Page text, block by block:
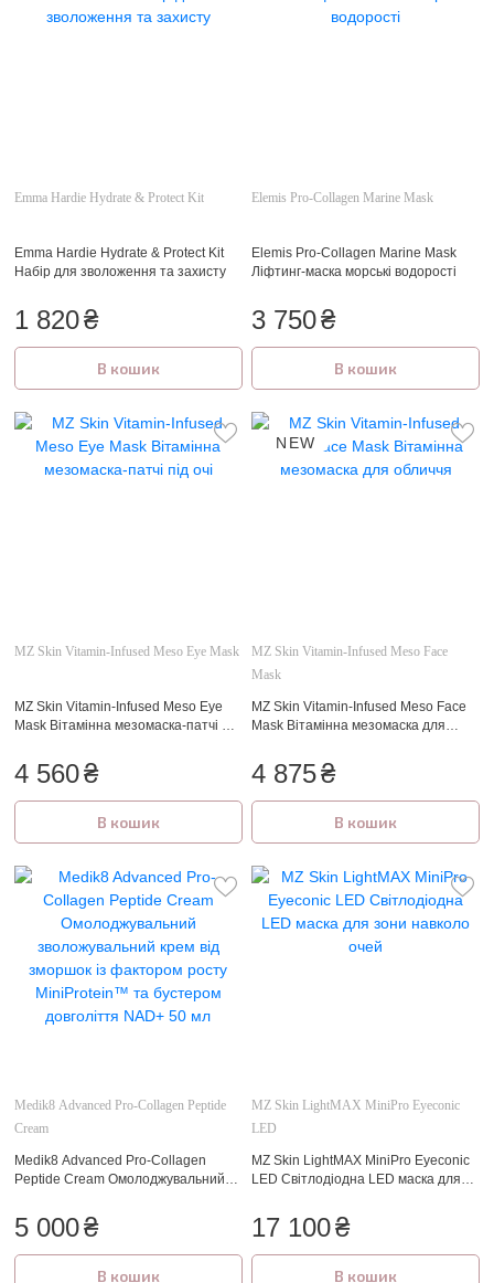
Emma Hardie Hydrate & Protect Kit
Emma Hardie Hydrate & Protect Kit
Набір для зволоження та захисту
1 820₴
В кошик
Elemis Pro-Collagen Marine Mask
Elemis Pro-Collagen Marine Mask
Ліфтинг-маска морські водорості
3 750₴
В кошик
MZ Skin Vitamin-Infused Meso Eye Mask
MZ Skin Vitamin-Infused Meso Eye
Mask Вітамінна мезомаска-патчі під
4 560₴
В кошик
NEW
MZ Skin Vitamin-Infused Meso Face
Mask
MZ Skin Vitamin-Infused Meso Face
Mask Вітамінна мезомаска для
4 875₴
В кошик
Medik8 Advanced Pro-Collagen Peptide
Cream
Medik8 Advanced Pro-Collagen
Peptide Cream Омолоджувальний
із фактором росту MiniProtein™ та
бустером довголіття NAD+ 50 мл
5 000₴
В кошик
MZ Skin LightMAX MiniPro Eyeconic
LED
MZ Skin LightMAX MiniPro Eyeconic
LED Світлодіодна LED маска для
17 100₴
В кошик